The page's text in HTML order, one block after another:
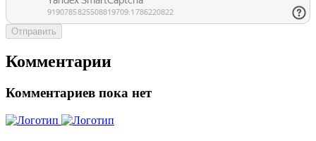
Отправить
Комментарии
Комментариев пока нет